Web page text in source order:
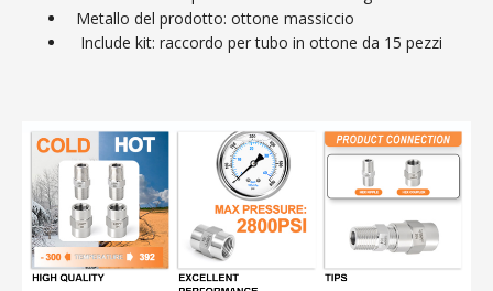
Metallo del prodotto: ottone massiccio
Include kit: raccordo per tubo in ottone da 15 pezzi